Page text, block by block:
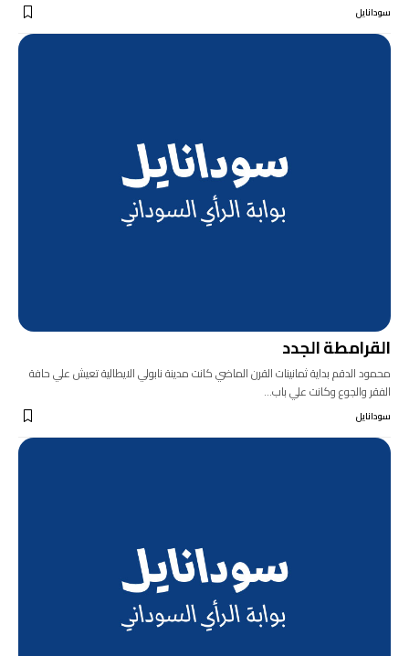
سودانايل
القرامطة الجدد
محمود الدقم بداية ثمانينات القرن الماضي كانت مدينة نابولي الايطالية تعيش علي حافة
الفقر والجوع وكانت علي باب…
سودانايل